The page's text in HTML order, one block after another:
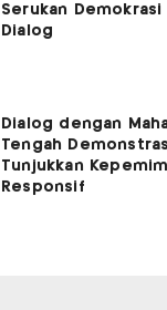
Serukan Demokrasi
Dialog
Dialog dengan
Tengah
Tunjukkan
Responsif